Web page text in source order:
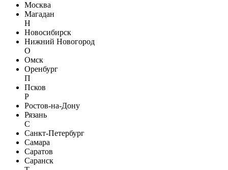
Москва
Магадан
Н
Новосибирск
Нижний Новогород
О
Омск
Оренбург
П
Псков
Р
Ростов-на-Дону
Рязань
С
Санкт-Петербург
Самара
Саратов
Саранск